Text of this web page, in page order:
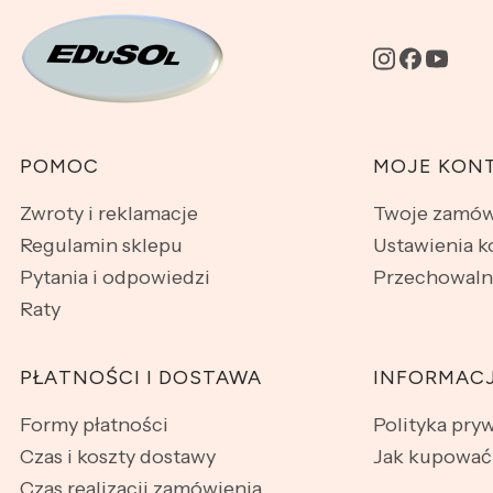
Linki w stopce
POMOC
Zwroty i reklamacje
Regulamin sklepu
Pytania i odpowiedzi
Raty
MOJE
Twoje
Ustawienia
PŁATNOŚCI I DOSTAWA
Formy płatności
Czas i koszty dostawy
Polityka
Jak